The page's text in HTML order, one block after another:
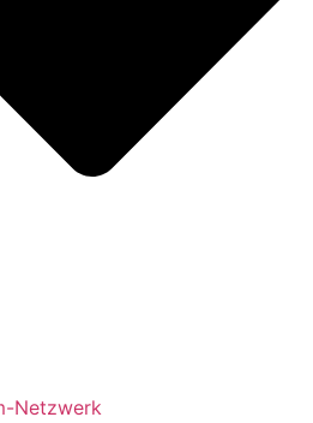
Netzwerk